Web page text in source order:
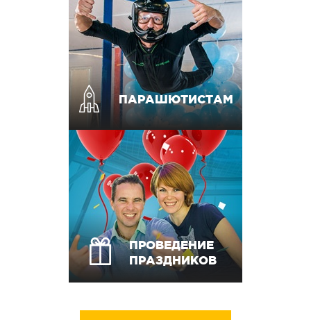
ПАРАШЮТИСТАМ
ПРОВЕДЕНИЕ
ПРАЗДНИКОВ